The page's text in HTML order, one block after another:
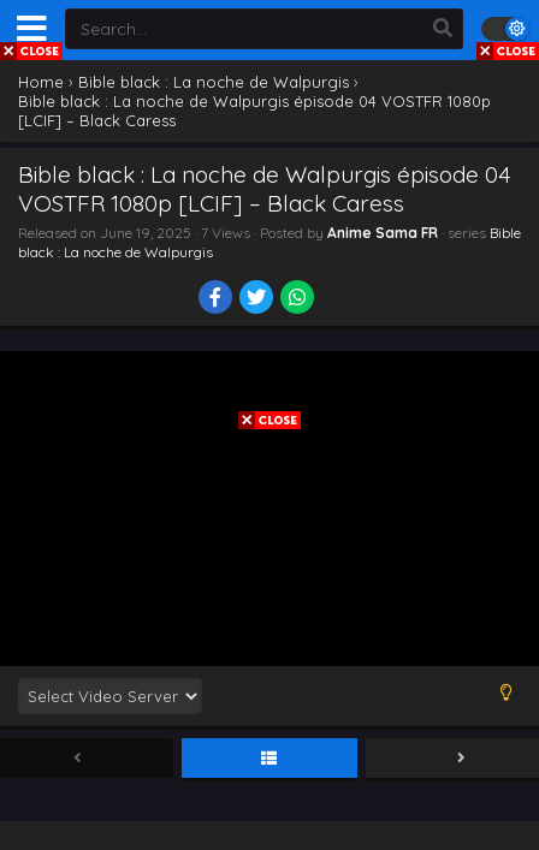
Home › Bible black : La noche de Walpurgis ›
Bible black : La noche de Walpurgis épisode 04 VOSTFR 1080p
[LCIF] – Black Caress
Bible black : La noche de Walpurgis épisode 04
VOSTFR 1080p [LCIF] – Black Caress
Released on June 19, 2025 · 7 Views · Posted by Anime Sama FR · series Bible
black : La noche de Walpurgis